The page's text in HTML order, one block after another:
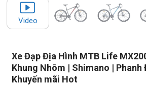
Xe Đạp Địa Hình MTB Life
Khung Nhôm | Shimano | Phanh
Khuyến mãi Hot
Video